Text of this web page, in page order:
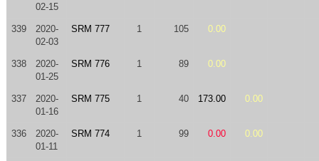
02-15
339
2020-
02-03
SRM 777 1 105 0.00
338
2020-
01-25
SRM 776 1 89 0.00
337
2020-
01-16
SRM 775 1 40 173.00 0.00
336
2020-
01-11
SRM 774 1 99 0.00 0.00